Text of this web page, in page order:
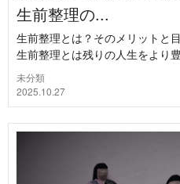
生前整理の...
生前整理とは？そのメリットと
生前整理とは残りの人生をより
未分類
2025.10.27